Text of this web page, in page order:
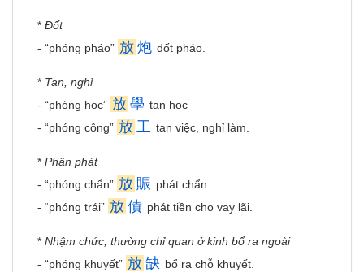
* Đốt
- “phóng pháo” 放 炮 đốt pháo.
* Tan, nghỉ
- “phóng học” 放 學 tan học
- “phóng công” 放 工 tan việc, nghỉ làm.
* Phân phát
- “phóng chẩn” 放 賑 phát chẩn
- “phóng trái” 放 債 phát tiền cho vay lãi.
* Nhậm chức, thường chỉ quan ở kinh bổ ra ngoài
- “phóng khuyết” 放 缺 bổ ra chỗ khuyết.